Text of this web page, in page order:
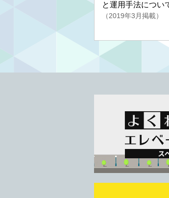
と運用手法につい
（2019年3月掲載）